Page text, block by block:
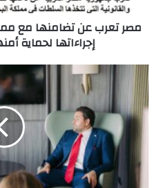
وتدعم
إجراءاتها
وصون
مقدراتها
مصر تعرب عن تضامنها مع
إجراءاتها لحماية
وزير
السياحة
والآثار
يلتقي
بالمبعوث
لرئيس
الولايات